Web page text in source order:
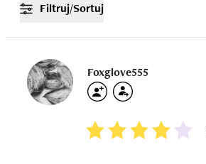
Filtruj/Sortuj
Foxglove555